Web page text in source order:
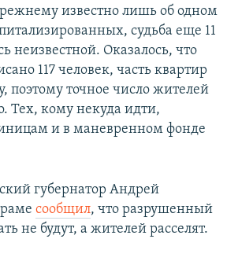
известно лишь об одном
судьба еще 11
неизвестной. Оказалось, что
117 человек, часть квартир
поэтому точное число жителей
Тех, кому некуда идти,
и в маневренном фонде
губернатор Андрей
сообщил, что разрушенный
не будут, а жителей расселят.